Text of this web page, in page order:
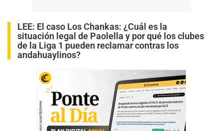
LEE: El caso Los Chankas: ¿Cuál es la
situación legal de Paolella y por qué los clubes
de la Liga 1 pueden reclamar contras los
andahuaylinos?